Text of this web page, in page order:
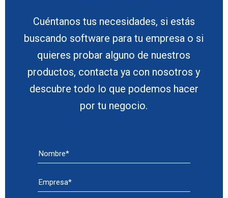
Cuéntanos tus necesidades, si estás
buscando software para tu empresa o si
quieres probar alguno de nuestros
productos, contacta ya con nosotros y
descubre todo lo que podemos hacer
por tu negocio.